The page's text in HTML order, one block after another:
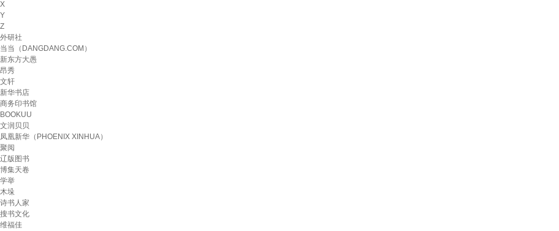
X
Y
Z
外研社
当当（DANGDANG.COM）
新东方大愚
昂秀
文轩
新华书店
商务印书馆
BOOKUU
文润贝贝
凤凰新华（PHOENIX XINHUA）
聚阅
辽版图书
博集天卷
学举
木垛
诗书人家
搜书文化
维福佳